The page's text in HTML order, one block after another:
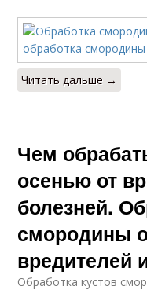
Читать дальше →
Чем
осенью от
болезней.
смородины
вредителей
Обработка кустов